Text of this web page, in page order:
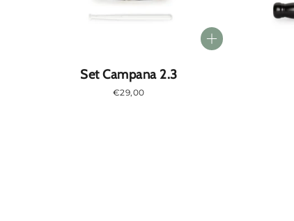
Set Campana 2.3
Prezzo
€29,00